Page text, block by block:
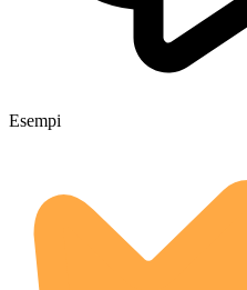
Esempi